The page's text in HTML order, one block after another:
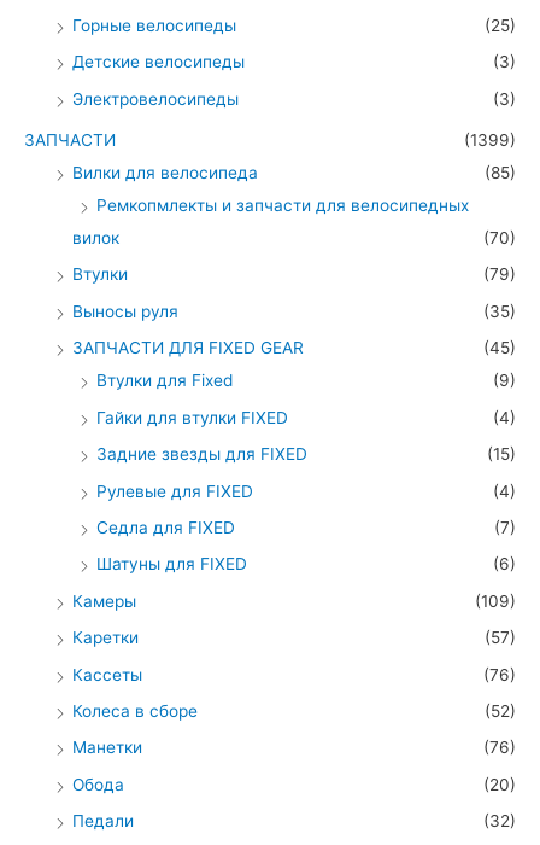
Горные велосипеды
(25)
Детские велосипеды
(3)
Электровелосипеды
(3)
ЗАПЧАСТИ
(1399)
Вилки для велосипеда
(85)
Ремкопмлекты и запчасти для велосипедных
вилок
(70)
Втулки
(79)
Выносы руля
(35)
ЗАПЧАСТИ ДЛЯ FIXED GEAR
(45)
Втулки для Fixed
(9)
Гайки для втулки FIXED
(4)
Задние звезды для FIXED
(15)
Рулевые для FIXED
(4)
Седла для FIXED
(7)
Шатуны для FIXED
(6)
Камеры
(109)
Каретки
(57)
Кассеты
(76)
Колеса в сборе
(52)
Манетки
(76)
Обода
(20)
Педали
(32)